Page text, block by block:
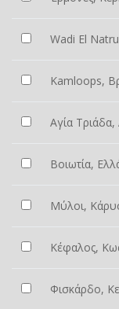
Wadi El
Kamloops,
Αγία
Βοιωτία,
Μύλοι,
Κέφαλος,
Φισκάρδο,